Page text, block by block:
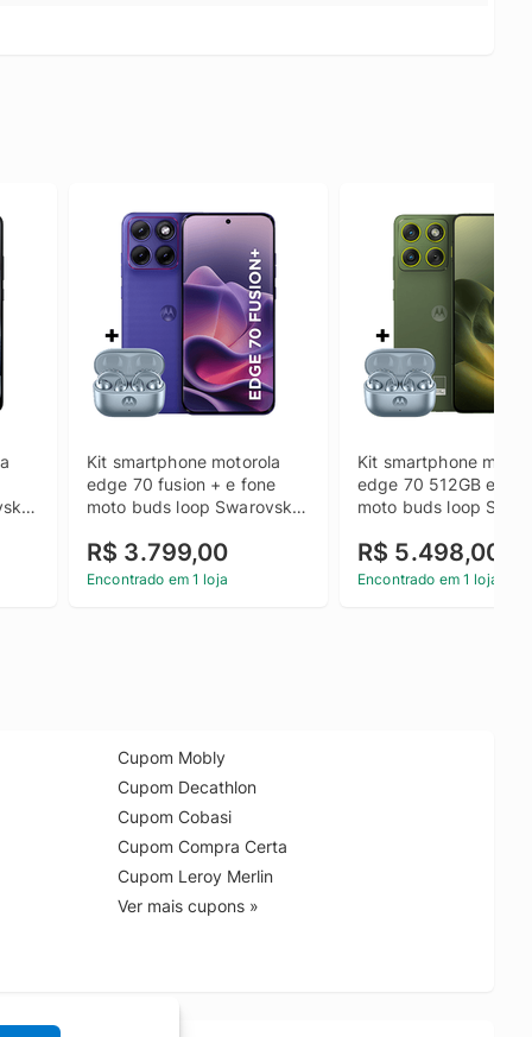
Kit smartphone motorola
edge 70 fusion + e fone
moto buds loop Swarovski
RAM + 12GB RAM Boost),
camera 50MP Sony Lytia
R$ 3.799,00
Encontrado em 1 loja
Kit smartphone
edge 70 512GB e
moto buds loop
+ 12GB RAM Boost),
Ultrafino, 3 cameras
R$ 5.498,00
Encontrado em 1 loja
Cupom Mobly
Cupom Decathlon
Cupom Cobasi
Cupom Compra Certa
Cupom Leroy Merlin
Ver mais cupons »